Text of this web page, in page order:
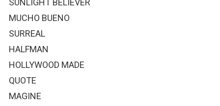
SUNLIGHT BELIEVER
MUCHO BUENO
SURREAL
HALFMAN
HOLLYWOOD MADE
QUOTE
MAGINE